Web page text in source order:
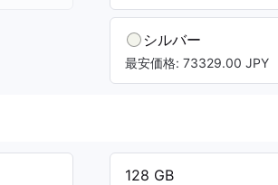
シルバー
最安価格: 73329.00 JPY
128 GB